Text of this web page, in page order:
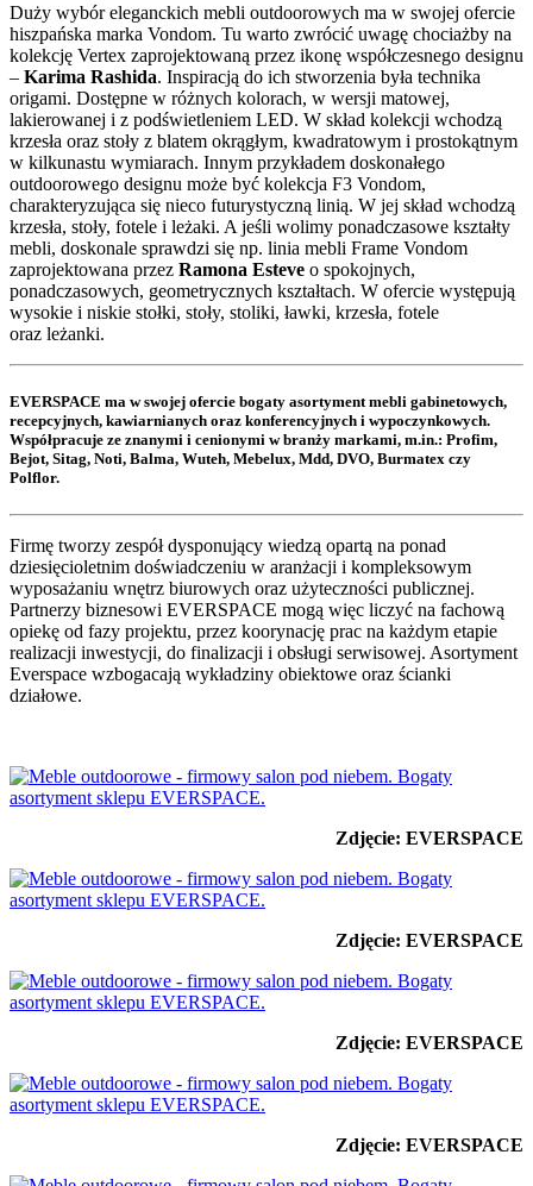
Duży wybór eleganckich mebli outdoorowych ma w swojej ofercie
hiszpańska marka Vondom. Tu warto zwrócić uwagę chociażby na
kolekcję Vertex zaprojektowaną przez ikonę współczesnego designu
– Karima Rashida. Inspiracją do ich stworzenia była technika
origami. Dostępne w różnych kolorach, w wersji matowej,
lakierowanej i z podświetleniem LED. W skład kolekcji wchodzą
krzesła oraz stoły z blatem okrągłym, kwadratowym i prostokątnym
w kilkunastu wymiarach. Innym przykładem doskonałego
outdoorowego designu może być kolekcja F3 Vondom,
charakteryzująca się nieco futurystyczną linią. W jej skład wchodzą
krzesła, stoły, fotele i leżaki. A jeśli wolimy ponadczasowe kształty
mebli, doskonale sprawdzi się np. linia mebli Frame Vondom
zaprojektowana przez Ramona Esteve o spokojnych,
ponadczasowych, geometrycznych kształtach. W ofercie występują
wysokie i niskie stołki, stoły, stoliki, ławki, krzesła, fotele
oraz leżanki.
EVERSPACE ma w swojej ofercie bogaty asortyment mebli gabinetowych,
recepcyjnych, kawiarnianych oraz konferencyjnych i wypoczynkowych.
Współpracuje ze znanymi i cenionymi w branży markami, m.in.: Profim,
Bejot, Sitag, Noti, Balma, Wuteh, Mebelux, Mdd, DVO, Burmatex czy
Polflor.
Firmę tworzy zespół dysponujący wiedzą opartą na ponad
dziesięcioletnim doświadczeniu w aranżacji i kompleksowym
wyposażaniu wnętrz biurowych oraz użyteczności publicznej.
Partnerzy biznesowi EVERSPACE mogą więc liczyć na fachową
opiekę od fazy projektu, przez koorynację prac na każdym etapie
realizacji inwestycji, do finalizacji i obsługi serwisowej. Asortyment
Everspace wzbogacają wykładziny obiektowe oraz ścianki
działowe.
Zdjęcie: EVERSPACE
Zdjęcie: EVERSPACE
Zdjęcie: EVERSPACE
Zdjęcie: EVERSPACE